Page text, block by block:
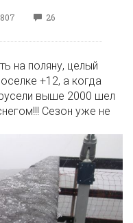
26
на поляну, целый
+12, а когда
выше 2000 шел
Сезон уже не